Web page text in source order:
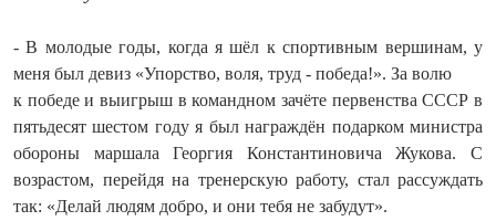
- В молодые годы, когда я шёл к спортивным вершинам, у
меня был девиз «Упорство, воля, труд - победа!». За волю
к победе и выигрыш в командном зачёте первенства СССР в
пятьдесят шестом году я был награждён подарком министра
обороны маршала Георгия Константиновича Жукова. С
возрастом, перейдя на тренерскую работу, стал рассуждать
так: «Делай людям добро, и они тебя не забудут».